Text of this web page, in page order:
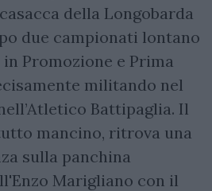
della Longobarda
due campionati lontano
Promozione e Prima
militando nel
Battipaglia. Il
mancino, ritrova una
sulla panchina
Marigliano con il